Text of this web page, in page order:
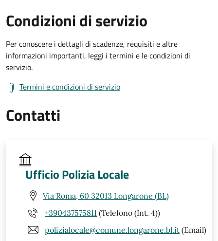
Condizioni di servizio
Per conoscere i dettagli di scadenze, requisiti e altre
informazioni importanti, leggi i termini e le condizioni di
servizio.
Termini e condizioni di servizio
Contatti
Ufficio Polizia Locale
Via Roma, 60 32013 Longarone (BL)
+390437575811 (Telefono (Int. 4))
polizialocale@comune.longarone.bl.it (Email)